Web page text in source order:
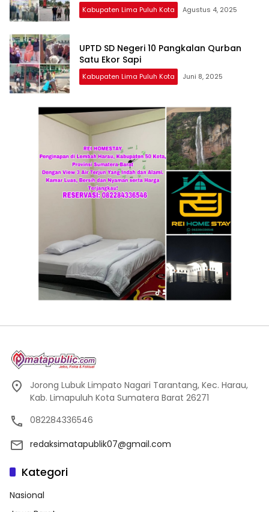
Kabupaten Lima Puluh Kota Agustus 4, 2025
UPTD SD Negeri 10 Pangkalan Qurban
Satu Ekor Sapi
Kabupaten Lima Puluh Kota Juni 8, 2025
Jorong Lubuk Limpato Nagari Tarantang, Kec. Harau,
Kab. Limapuluh Kota Sumatera Barat 26271
082284336546
redaksimatapublik07@gmail.com
Kategori
Nasional